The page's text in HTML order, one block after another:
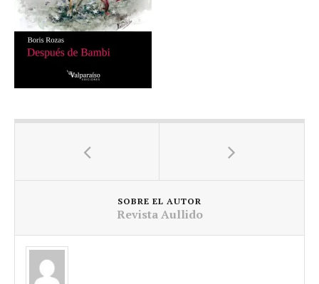
SOBRE EL AUTOR
Revista Aullido